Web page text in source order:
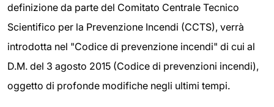
definizione da parte del Comitato Centrale Tecnico
Scientifico per la Prevenzione Incendi (CCTS), verrà
introdotta nel "Codice di prevenzione incendi" di cui al
D.M. del 3 agosto 2015 (Codice di prevenzioni incendi),
oggetto di profonde modifiche negli ultimi tempi.